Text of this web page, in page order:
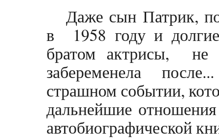
Даже сын Патрик,
в 1958 году и
братом актрисы, не
забеременела
страшном событии,
дальнейшие
автобиографической